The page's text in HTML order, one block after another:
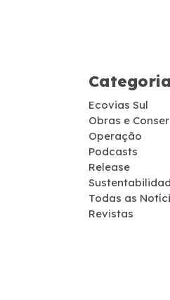
Telefone de Emergência
Cargas Especiais
Ecovias Sul
Obras e
Operação
Podcasts
Release
Todas as
Revistas